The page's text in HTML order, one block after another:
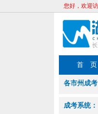
您好，欢迎
首 页
各市州成考
成考系统：